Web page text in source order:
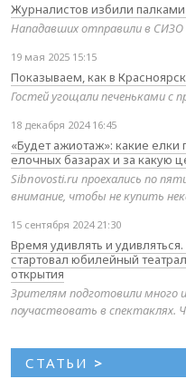
Журналистов избили
Нападавших отправили в СИЗО
19 мая 2025 15:15
Показываем, как в
Гостей угощали печеньками с
18 декабря 2024 16:45
«Будет ажиотаж»: какие
елочных базарах и за какую
Sibnovosti.ru проехались по
внимание, чтобы не купить
15 сентября 2024 21:30
Время удивлять и
стартовал юбилейный
открытия
Зрителям подготовили много
поучаствовать в
СТАТЬИ >